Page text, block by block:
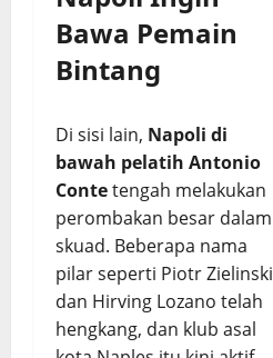
Bawa Pemain
Bintang
Di sisi lain, Napoli di
bawah pelatih Antonio
Contetengah melakukan
perombakan besar dalam
skuad. Beberapa nama
pilar seperti Piotr Zielinski
dan Hirving Lozano telah
hengkang, dan klub asal